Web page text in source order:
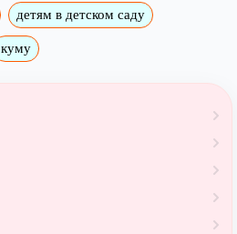
детям в детском саду
куму